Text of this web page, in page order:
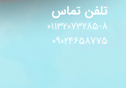
تلفن تماس
01132073285-8
09024658775